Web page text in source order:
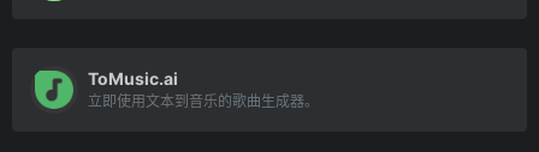
ToMusic.ai
立即使用文本到音乐的歌曲生成器。